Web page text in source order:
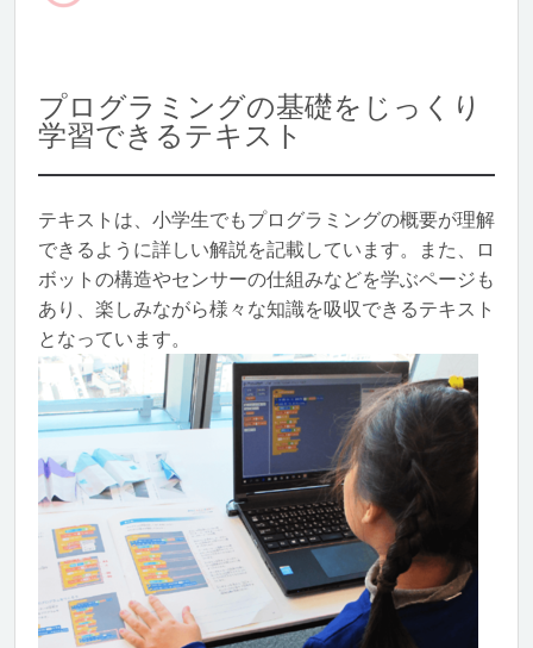
プログラミングの基礎をじっくり
学習できるテキスト
テキストは、小学生でもプログラミングの概要が理解
できるように詳しい解説を記載しています。また、ロ
ボットの構造やセンサーの仕組みなどを学ぶページも
あり、楽しみながら様々な知識を吸収できるテキスト
となっています。